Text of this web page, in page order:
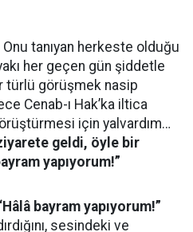
tanıyan herkeste olduğu
her geçen gün şiddetle
türlü görüşmek nasip
Cenab-ı Hak’ka iltica
için yalvardım…
geldi, öyle bir
yapıyorum!”
bayram yapıyorum!”
sesindeki ve